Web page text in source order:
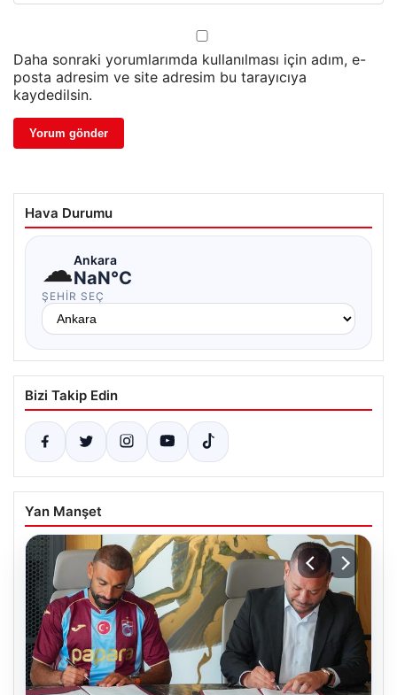
Daha sonraki yorumlarımda kullanılması için adım, e-
posta adresim ve site adresim bu tarayıcıya
kaydedilsin.
Hava Durumu
☁Ankara
NaN°C
ŞEHIR SEÇ
Bizi Takip Edin
Yan Manşet